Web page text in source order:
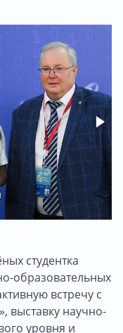
студентка
образовательных
встречу с
выставку научно-
уровня и